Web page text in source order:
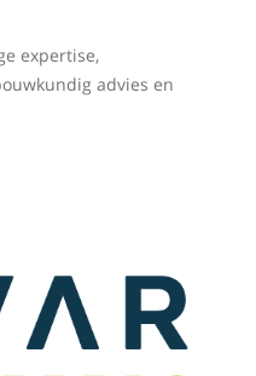
expertise,
advies en